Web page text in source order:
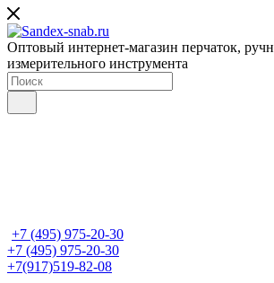
Оптовый интернет-магазин перчаток,
измерительного инструмента
+7 (495) 975-20-30
+7 (495) 975-20-30
+7(917)519-82-08